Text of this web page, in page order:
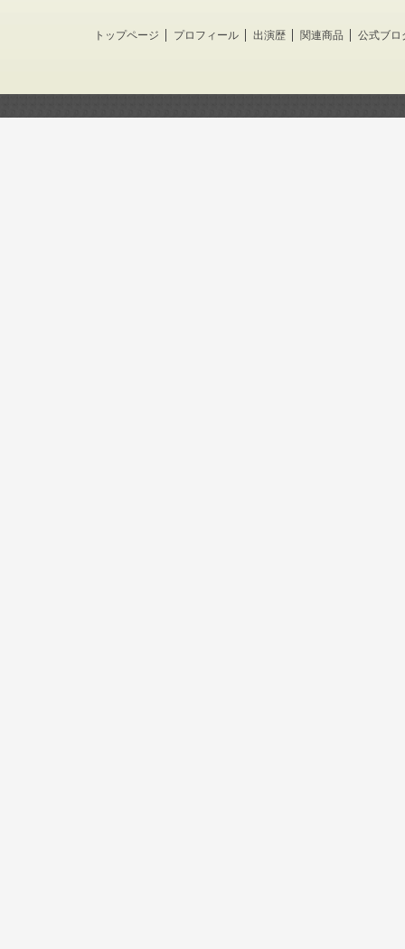
トップページ プロフィール 出演歴 関連商品 公式ブロ